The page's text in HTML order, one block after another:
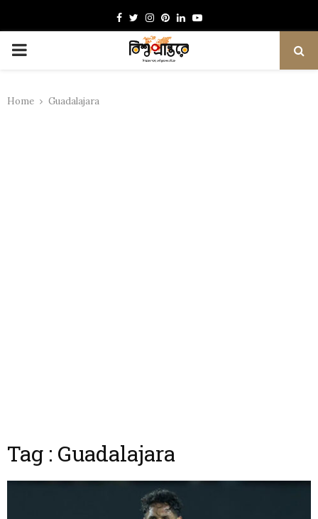
Facebook
TwitterInstagram
Pinterest
LinkedinYoutube
PRIMARY
Home Guadalajara
Tag : Guadalajara